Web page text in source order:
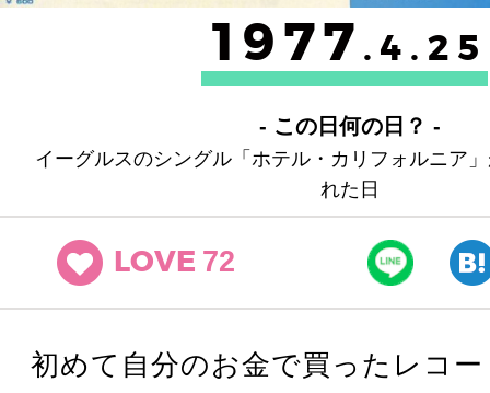
1977 .4.25
- この日何の日？ -
イーグルスのシングル「ホテル・カリフォルニア
れた日
LOVE 72
初めて自分のお金で買ったレコ